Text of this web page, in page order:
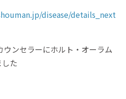
disease/details_next
ウンセラーにホルト・オーラム
た